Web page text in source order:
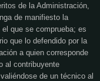
de la Administración,
de manifiesto la
que se comprueba; es
que lo defendido por la
a quien corresponde
al contribuyente
de un técnico al